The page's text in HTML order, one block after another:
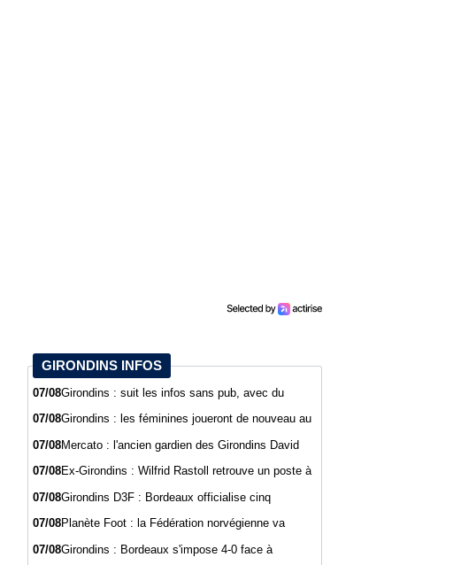
GIRONDINS INFOS
07/08Girondins : suit les infos sans pub, avec du
07/08Girondins : les féminines joueront de nouveau au
07/08Mercato : l'ancien gardien des Girondins David
07/08Ex-Girondins : Wilfrid Rastoll retrouve un poste à
07/08Girondins D3F : Bordeaux officialise cinq
07/08Planète Foot : la Fédération norvégienne va
Gianni Infantino
07/08Girondins : Bordeaux s'impose 4-0 face à